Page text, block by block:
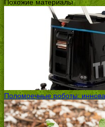
Похожие материалы
Поломоечные роботы: